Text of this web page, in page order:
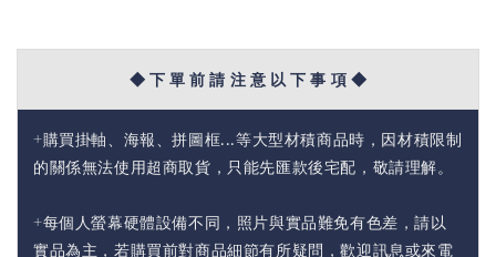
◆ 下 單 前 請 注 意 以 下 事 項 ◆
+購買掛軸、海報、拼圖框...等大型材積商品時，因材積限制
的關係無法使用超商取貨，只能先匯款後宅配，敬請理解。
+每個人螢幕硬體設備不同，照片與實品難免有色差，請以
實品為主，若購買前對商品細節有所疑問，歡迎訊息或來電